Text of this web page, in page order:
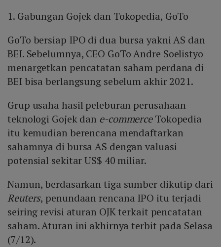
1. Gabungan Gojek dan Tokopedia, GoTo
GoTo bersiap IPO di dua bursa yakni AS dan
BEI. Sebelumnya, CEO GoTo Andre Soelistyo
menargetkan pencatatan saham perdana di
BEI bisa berlangsung sebelum akhir 2021.
Grup usaha hasil peleburan perusahaan
teknologi Gojek dan e-commerceTokopedia
itu kemudian berencana mendaftarkan
sahamnya di bursa AS dengan valuasi
potensial sekitar US$ 40 miliar.
Namun, berdasarkan tiga sumber dikutip dari
Reuters, penundaan rencana IPO itu terjadi
seiring revisi aturan OJK terkait pencatatan
saham. Aturan ini akhirnya terbit pada Selasa
(7/12).